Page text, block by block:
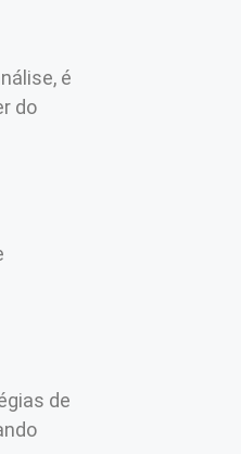
é
do
de